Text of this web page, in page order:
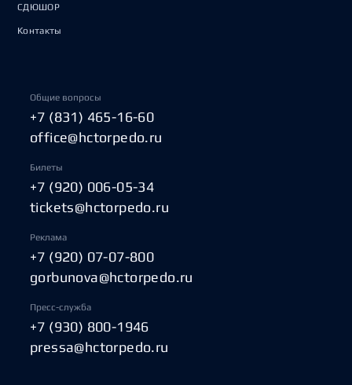
СДЮШОР
Контакты
Общие вопросы
+7 (831) 465-16-60
office@hctorpedo.ru
Билеты
+7 (920) 006-05-34
tickets@hctorpedo.ru
Реклама
+7 (920) 07-07-800
gorbunova@hctorpedo.ru
Пресс-служба
+7 (930) 800-1946
pressa@hctorpedo.ru